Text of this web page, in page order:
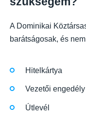
A Dominikai
barátságosak, és
Hitelkártya
Vezetői engedély
Útlevél